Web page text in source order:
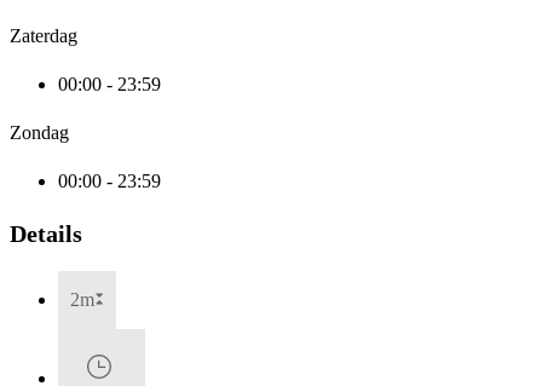
Zaterdag
00:00 - 23:59
Zondag
00:00 - 23:59
Details
2m